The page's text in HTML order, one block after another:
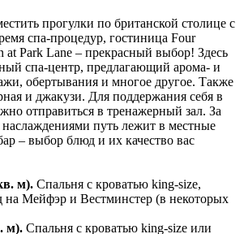
прогулки по британской столице с
спа-процедур, гостиница Four
at Park Lane – прекрасный выбор! Здесь
спа-центр, предлагающий арома- и
обертывания и многое другое. Также
и джакузи. Для поддержания себя в
отправиться в тренажерный зал. За
путь лежит в местные
– выбор блюд и их качество вас
м). Спальня с кроватью king-size,
на Мейфэр и Вестминстер (в некоторых
м). Спальня с кроватью king-size или